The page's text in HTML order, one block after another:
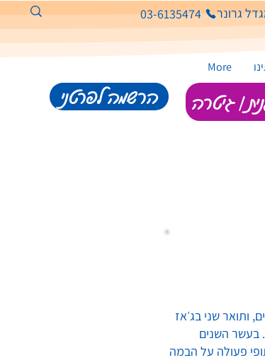
03-6135474
| גיטרה הרשמה לפרטני
More
ותואר שני בג׳אז
בעשר השנים
פעולה על הבמה